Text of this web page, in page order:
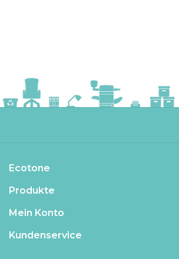
Ecotone
Produkte
Mein Konto
Kundenservice